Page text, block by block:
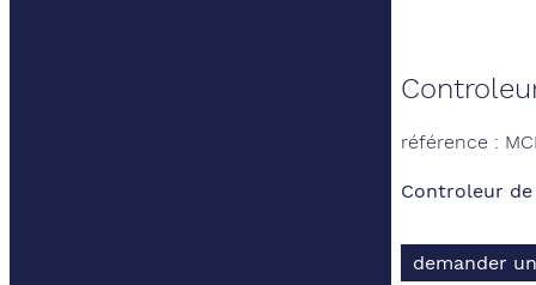
référence :
Controleur
demander